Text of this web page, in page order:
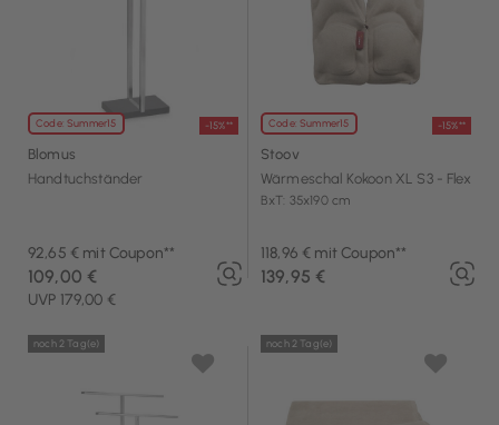
Code: Summer15 -15%**
Blomus
Handtuchständer
92,65 € mit Coupon**
UVP 179,00 €
109,00 €
Code: Summer15 -15%**
Stoov
Wärmeschal Kokoon XL S3 - Flex
BxT: 35x190 cm
118,96 € mit Coupon**
139,95 €
noch 2 Tag(e) noch 2 Tag(e)